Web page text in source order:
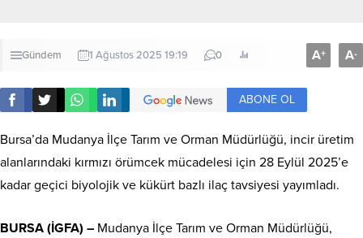
Gündem 1 Ağustos 2025 19:19 0 A+ A-
ABONE OL
Bursa’da Mudanya İlçe Tarım ve Orman Müdürlüğü, incir üretim
alanlarındaki kırmızı örümcek mücadelesi için 28 Eylül 2025’e
kadar geçici biyolojik ve kükürt bazlı ilaç tavsiyesi yayımladı.
BURSA (İGFA) – Mudanya İlçe Tarım ve Orman Müdürlüğü,